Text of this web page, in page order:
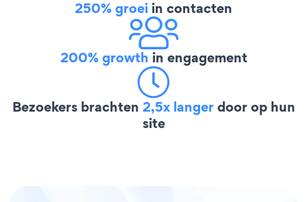
250% groei in contacten
200% growth in engagement
Bezoekers brachten 2,5x langerdoor op hun
site